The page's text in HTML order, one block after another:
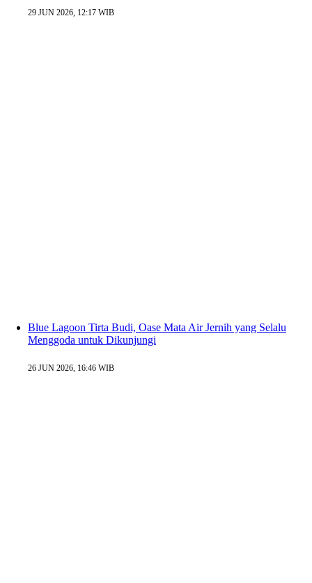
29 JUN 2026, 12:17 WIB
Blue Lagoon Tirta Budi, Oase Mata Air Jernih yang Selalu
Menggoda untuk Dikunjungi
26 JUN 2026, 16:46 WIB